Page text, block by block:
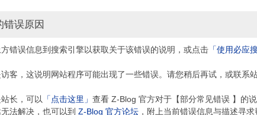
错误原因
错误信息到搜索引擎以获取关于该错误的说明，或点击 「使用必应
客，这说明网站程序可能出现了一些错误。请您稍后再试，或联系站
长，可以 「点击这里」 查看 Z-Blog 官方对于【部分常见错误 】的
法解决，也可以到 Z-Blog 官方论坛 ，附上当前错误信息与描述寻